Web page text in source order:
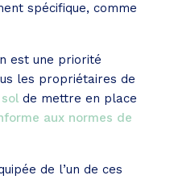
spécifique, comme
est une priorité
les propriétaires de
de mettre en place
aux normes de
de l’un de ces